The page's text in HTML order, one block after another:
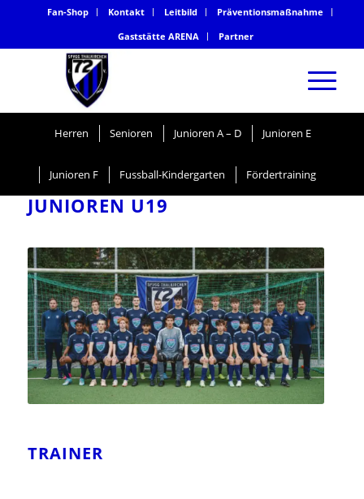
Fan-Shop Kontakt Leitbild
Präventionsmaßnahme
Gaststätte ARENA
Partner
Herren Senioren Junioren A – D Junioren E
Junioren F Fussball-Kindergarten Fördertraining
JUNIOREN U19
TRAINER